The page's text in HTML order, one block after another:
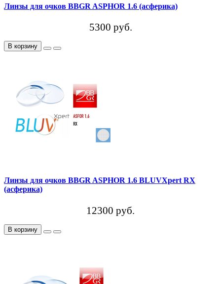
Линзы для очков BBGR ASPHOR 1.6 (асферика)
5300 руб.
В корзину
Линзы для очков BBGR ASPHOR 1.6 BLUVXpert RX
(асферика)
12300 руб.
В корзину